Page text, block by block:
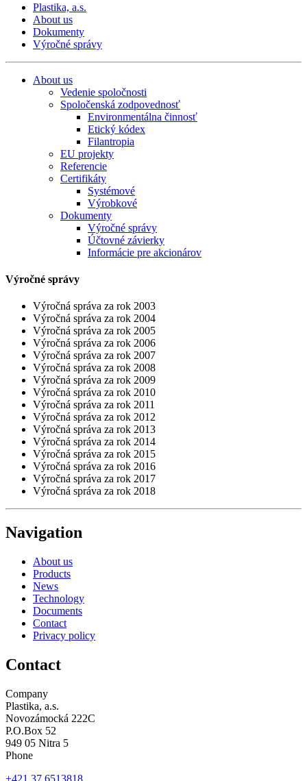
Plastika, a.s.
About us
Dokumenty
Výročné správy
About us
Vedenie spoločnosti
Spoločenská zodpovednosť
Environmentálna činnosť
Etický kódex
Filantropia
EU projekty
Referencie
Certifikáty
Systémové
Výrobkové
Dokumenty
Výročné správy
Účtovné závierky
Informácie pre akcionárov
Výročné správy
Výročná správa za rok 2003
Výročná správa za rok 2004
Výročná správa za rok 2005
Výročná správa za rok 2006
Výročná správa za rok 2007
Výročná správa za rok 2008
Výročná správa za rok 2009
Výročná správa za rok 2010
Výročná správa za rok 2011
Výročná správa za rok 2012
Výročná správa za rok 2013
Výročná správa za rok 2014
Výročná správa za rok 2015
Výročná správa za rok 2016
Výročná správa za rok 2017
Výročná správa za rok 2018
Navigation
About us
Products
News
Technology
Documents
Contact
Privacy policy
Contact
Company
Plastika, a.s.
Novozámocká 222C
P.O.Box 52
949 05 Nitra 5
Phone
+421 37 6513818